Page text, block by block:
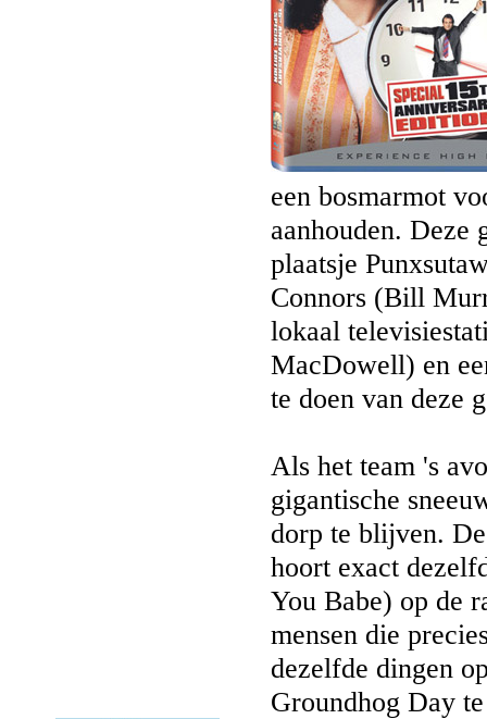
een bosmarmot
aanhouden.
plaatsje
Connors (Bill
lokaal
MacDowell) en
te doen van deze
Als het team 's
gigantische
dorp te blijven.
hoort exact
You Babe) op de
mensen die
dezelfde dingen
Groundhog Day